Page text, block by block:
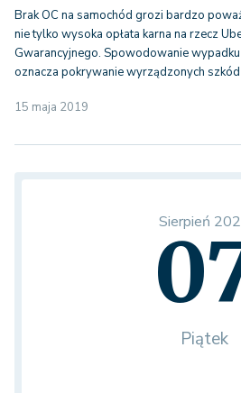
Brak OC na samochód grozi bardzo
nie tylko wysoka opłata karna na rzecz
Gwarancyjnego. Spowodowanie
oznacza pokrywanie wyrządzonych szkód
15 maja 2019
Sierpień
Piątek